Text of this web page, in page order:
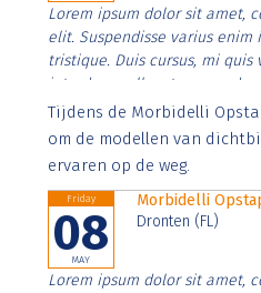
Lorem ipsum dolor sit amet,
elit. Suspendisse varius enim
tristique. Duis cursus, mi
interdum nulla, ut commodo
Aenean faucibus nibh et
imperdiet. Nunc ut sem vitae
Tijdens de Morbidelli
om de modellen van
ervaren op de weg.
Friday
08
MAY
Morbidelli
Dronten (FL)
Lorem ipsum dolor sit amet,